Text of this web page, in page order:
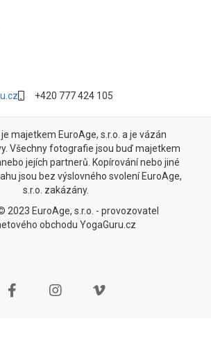
+420 777 424 105
majetkem EuroAge, s.r.o. a je vázán
Všechny fotografie jsou buď majetkem
jejích partnerů. Kopírování nebo jiné
jsou bez výslovného svolení EuroAge,
s.r.o. zakázány.
2023 EuroAge, s.r.o. - provozovatel
obchodu YogaGuru.cz